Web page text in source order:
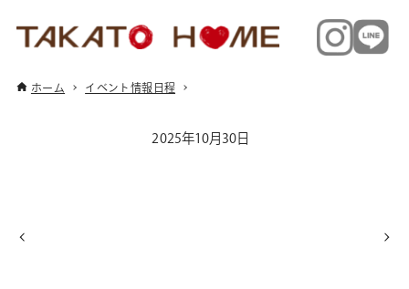
ホーム イベント情報日程
2025年10月30日